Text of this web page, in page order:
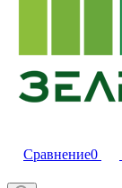
Сравнение0